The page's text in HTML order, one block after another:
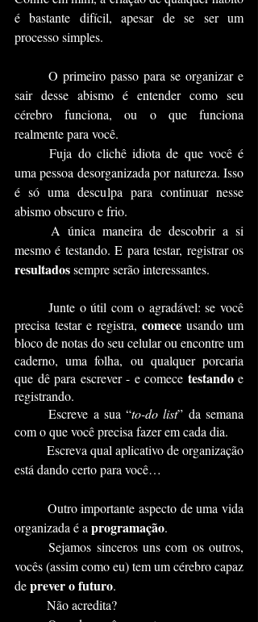
é bastante difícil, apesar de se ser um
processo simples.
sair desse abismo é entender como seu
cérebro funciona, ou o que funciona
realmente para você.
	Fuja do clichê idiota de que você é
uma pessoa desorganizada por natureza. Isso
é só uma desculpa para continuar nesse
abismo obscuro e frio.
resultados sempre serão interessantes.
precisa testar e registra, comece usando um
bloco de notas do seu celular ou encontre um
caderno, uma folha, ou qualquer porcaria
que dê para escrever - e comece testando e
registrando.
	Escreve a sua “
to-do list” da semana
com o que você precisa fazer em cada dia.
está dando certo para você…
organizada é a programação.
	Sejamos sinceros uns com os outros,
vocês (assim como eu) tem um cérebro capaz
de prever o futuro.
	Não acredita?